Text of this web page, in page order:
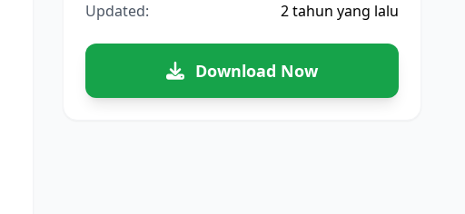
Updated: 2 tahun yang lalu
Download Now